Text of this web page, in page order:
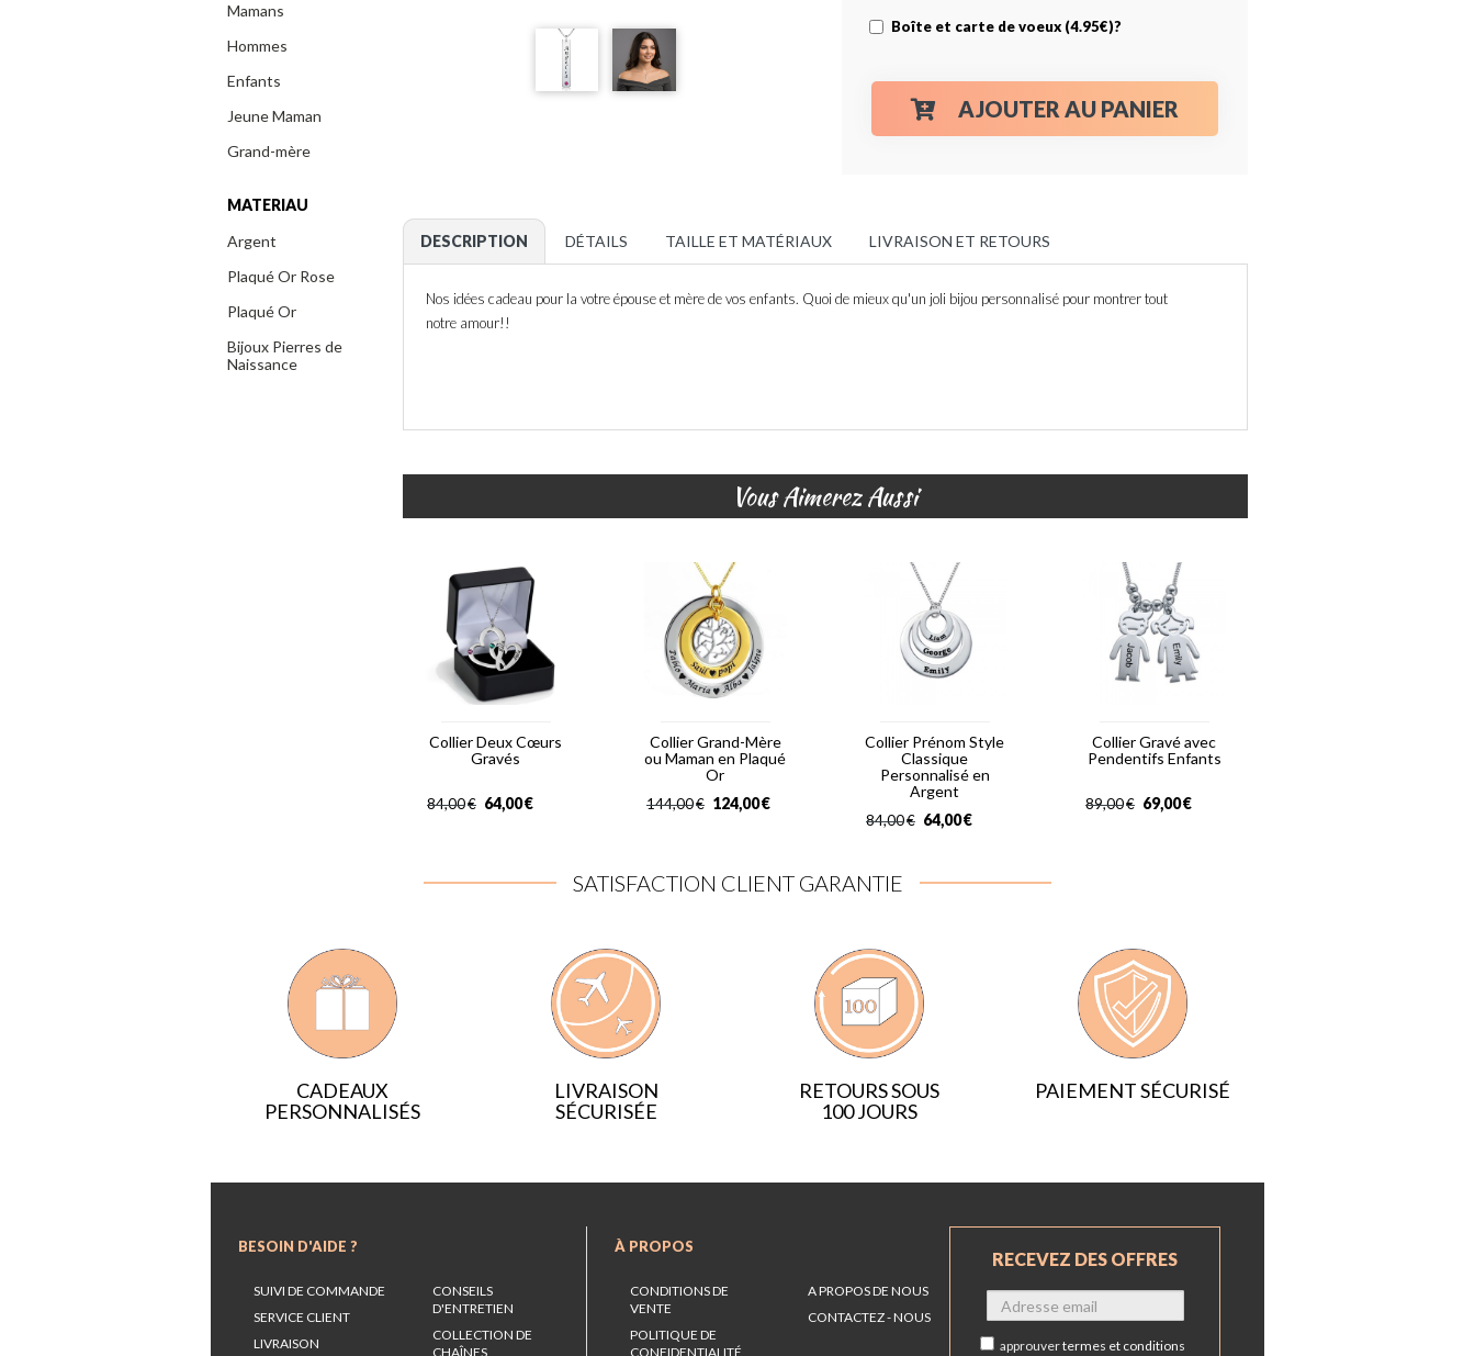
Mamans
Hommes
Enfants
Jeune Maman
Grand-mère
MATERIAU
Argent
Plaqué Or Rose
Plaqué Or
Bijoux Pierres de
Naissance
Boîte et carte de voeux (4.95€)?
AJOUTER AU PANIER
DESCRIPTION DÉTAILS TAILLE ET MATÉRIAUX LIVRAISON ET RETOURS
Nos idées cadeau pour la votre épouse et mère de vos enfants. Quoi de mieux qu'un joli bijou personnalisé pour montrer tout
notre amour!!
Vous Aimerez Aussi
Collier Deux Cœurs
Gravés
€
84,00 €
64,00
Collier Grand-Mère
ou Maman en Plaqué
Or
€
144,00 €
124,00
Collier Prénom Style
Classique
Personnalisé en
Argent
€
84,00 €
64,00
Collier Gravé avec
Pendentifs Enfants
€
89,00 €
69,00
SATISFACTION CLIENT GARANTIE
RETOURS SOUS
100 JOURS
PAIEMENT SÉCURISÉ
CADEAUX
PERSONNALISÉS
LIVRAISON
SÉCURISÉE
BESOIN D'AIDE ?
SUIVI DE COMMANDE
SERVICE CLIENT
LIVRAISON
CONSEILS
D'ENTRETIEN
COLLECTION DE
CHAÎNES
À PROPOS
CONDITIONS DE
VENTE
POLITIQUE DE
CONFIDENTIALITÉ
A PROPOS DE NOUS
CONTACTEZ - NOUS
RECEVEZ DES OFFRES
approuvertermes et conditions